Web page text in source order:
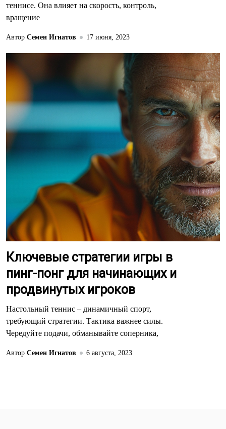
теннисе. Она влияет на скорость, контроль,
вращение
Автор Семен Игнатов 17 июня, 2023
Ключевые стратегии игры в
пинг-понг для начинающих и
продвинутых игроков
Настольный теннис – динамичный спорт,
требующий стратегии. Тактика важнее силы.
Чередуйте подачи, обманывайте соперника,
Автор Семен Игнатов 6 августа, 2023